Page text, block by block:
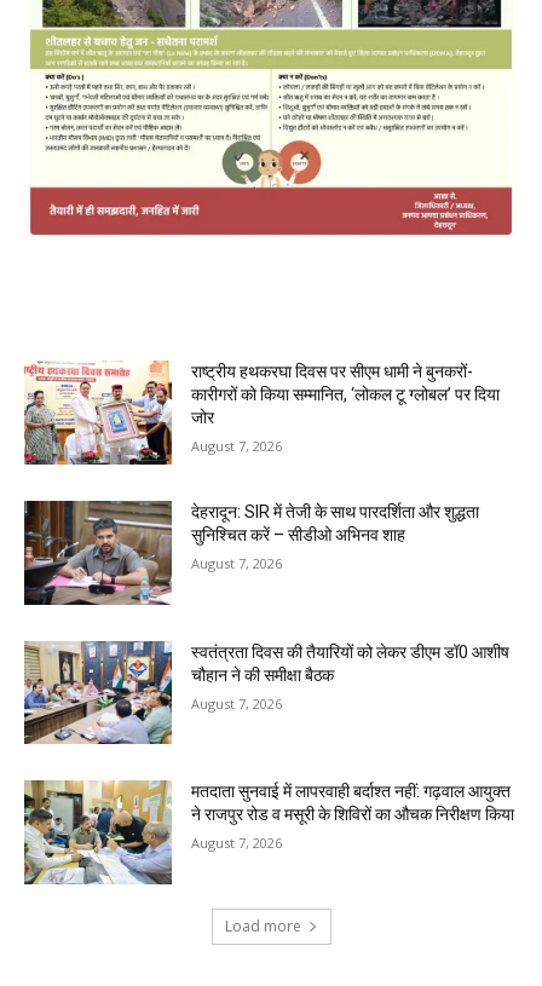
राष्ट्रीय हथकरघा दिवस पर सीएम धामी ने बुनकरों-
कारीगरों को किया सम्मानित, ‘लोकल टू ग्लोबल’ पर दिया
जोर
August 7, 2026
देहरादून: SIR में तेजी के साथ पारदर्शिता और शुद्धता
सुनिश्चित करें – सीडीओ अभिनव शाह
August 7, 2026
स्वतंत्रता दिवस की तैयारियों को लेकर डीएम डॉ0 आशीष
चौहान ने की समीक्षा बैठक
August 7, 2026
मतदाता सुनवाई में लापरवाही बर्दाश्त नहीं: गढ़वाल आयुक्त
ने राजपुर रोड व मसूरी के शिविरों का औचक निरीक्षण किया
August 7, 2026
Load more